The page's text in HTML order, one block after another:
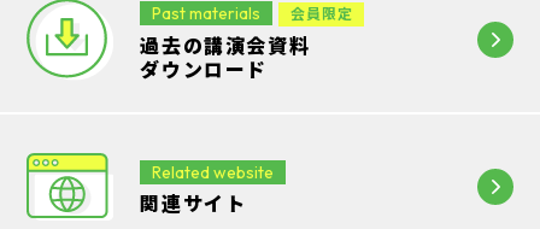
Past materials 会員限定
過去の講演会資料
ダウンロード
Related website
関連サイト